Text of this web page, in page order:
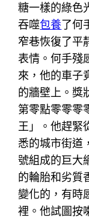
糖一樣的綠色
吞噬包養了何
窄巷恢復了平
表情。何手殘
來，他的車子
的牆壁上。
第零點零零零
王」。他趕緊
悉的城市街道
號組成的巨大
的輪胎和劣質
變化的，有時
裡。他試圖按